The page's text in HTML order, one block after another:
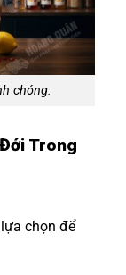
chóng.
Trong
chọn để